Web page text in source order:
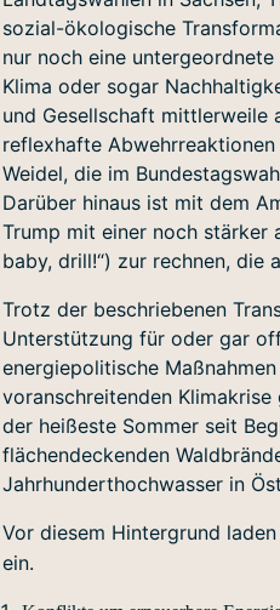
sozial-ökologische
nur noch eine
Klima oder sogar
und Gesellschaft mittlerweile
reflexhafte
Weidel, die im
Darüber hinaus ist mit dem
Trump mit einer noch stärker
baby, drill!“) zur rechnen, die
Trotz der beschriebenen
Unterstützung für oder gar
energiepolitische
voranschreitenden
der heißeste Sommer seit
flächendeckenden
Jahrhunderthochwasser in
Vor diesem Hintergrund
ein.